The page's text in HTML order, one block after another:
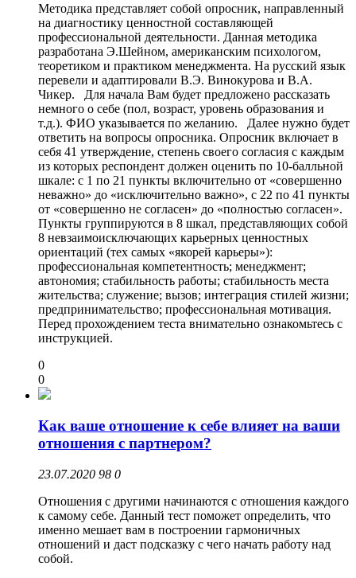
Методика представляет собой опросник, направленный
на диагностику ценностной составляющей
профессиональной деятельности. Данная методика
разработана Э.Шейном, американским психологом,
теоретиком и практиком менеджмента. На русский язык
перевели и адаптировали В.Э. Винокурова и В.А.
Чикер. Для начала Вам будет предложено рассказать
немного о себе (пол, возраст, уровень образования и
т.д.). ФИО указывается по желанию. Далее нужно будет
ответить на вопросы опросника. Опросник включает в
себя 41 утверждение, степень своего согласия с каждым
из которых респондент должен оценить по 10-балльной
шкале: с 1 по 21 пункты включительно от «совершенно
неважно» до «исключительно важно», с 22 по 41 пункты
от «совершенно не согласен» до «полностью согласен».
Пункты группируются в 8 шкал, представляющих собой
8 невзаимоисключающих карьерных ценностных
ориентаций (тех самых «якорей карьеры»):
профессиональная компетентность; менеджмент;
автономия; стабильность работы; стабильность места
жительства; служение; вызов; интеграция стилей жизни;
предпринимательство; профессиональная мотивация.
Перед прохождением теста внимательно ознакомьтесь с
инструкцией.
0
0
Как ваше отношение к себе влияет на ваши
отношения с партнером?
23.07.2020 98 0
Отношения с другими начинаются с отношения каждого
к самому себе. Данный тест поможет определить, что
именно мешает вам в построении гармоничных
отношений и даст подсказку с чего начать работу над
собой.